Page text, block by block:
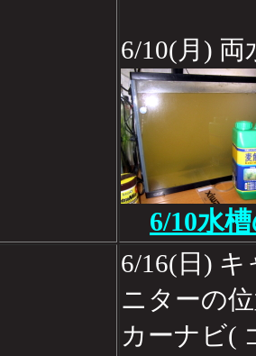
6/10(月)
6/10水
6/16(日)
ニターの
カーナビ(